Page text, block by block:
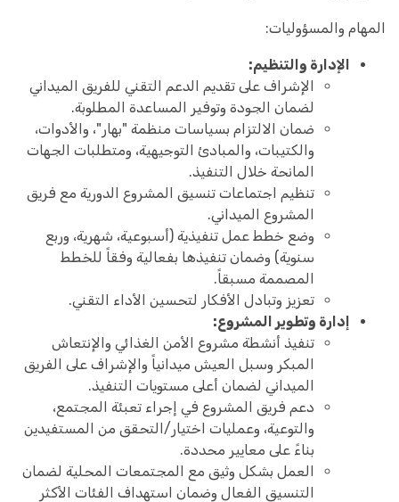
المهام والمسؤوليات:
الإدارة والتنظيم:
الإشراف على تقديم الدعم التقني للفريق الميداني
لضمان الجودة وتوفير المساعدة المطلوبة.
ضمان الالتزام بسياسات منظمة "بهار"، والأدوات،
والكتيبات، والمبادئ التوجيهية، ومتطلبات الجهات
المانحة خلال التنفيذ.
تنظيم اجتماعات تنسيق المشروع الدورية مع فريق
المشروع الميداني.
وضع خطط عمل تنفيذية (أسبوعية، شهرية، وربع
سنوية) وضمان تنفيذها بفعالية وفقاً للخطط
المصممة مسبقاً.
تعزيز وتبادل الأفكار لتحسين الأداء التقني.
إدارة وتطوير المشروع:
تنفيذ أنشطة مشروع الأمن الغذائي والإنتعاش
المبكر وسبل العيش ميدانياً والإشراف على الفريق
الميداني لضمان أعلى مستويات التنفيذ.
دعم فريق المشروع في إجراء تعبئة المجتمع،
والتوعية، وعمليات اختيار/التحقق من المستفيدين
بناءً على معايير محددة.
العمل بشكل وثيق مع المجتمعات المحلية لضمان
التنسيق الفعال وضمان استهداف الفئات الأكثر